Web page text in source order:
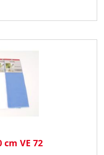
VE 72